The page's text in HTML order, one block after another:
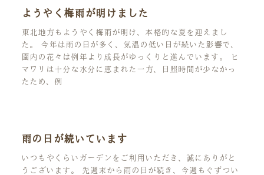
ようやく梅雨が明けました
東北地方もようやく梅雨が明け、本格的な夏を迎えまし
た。 今年は雨の日が多く、気温の低い日が続いた影響で、
園内の花々は例年より成長がゆっくりと進んでいます。 ヒ
マワリは十分な水分に恵まれた一方、日照時間が少なかっ
たため、例
雨の日が続いています
いつもやくらいガーデンをご利用いただき、誠にありがと
うございます。 先週末から雨の日が続き、今週もぐずつい